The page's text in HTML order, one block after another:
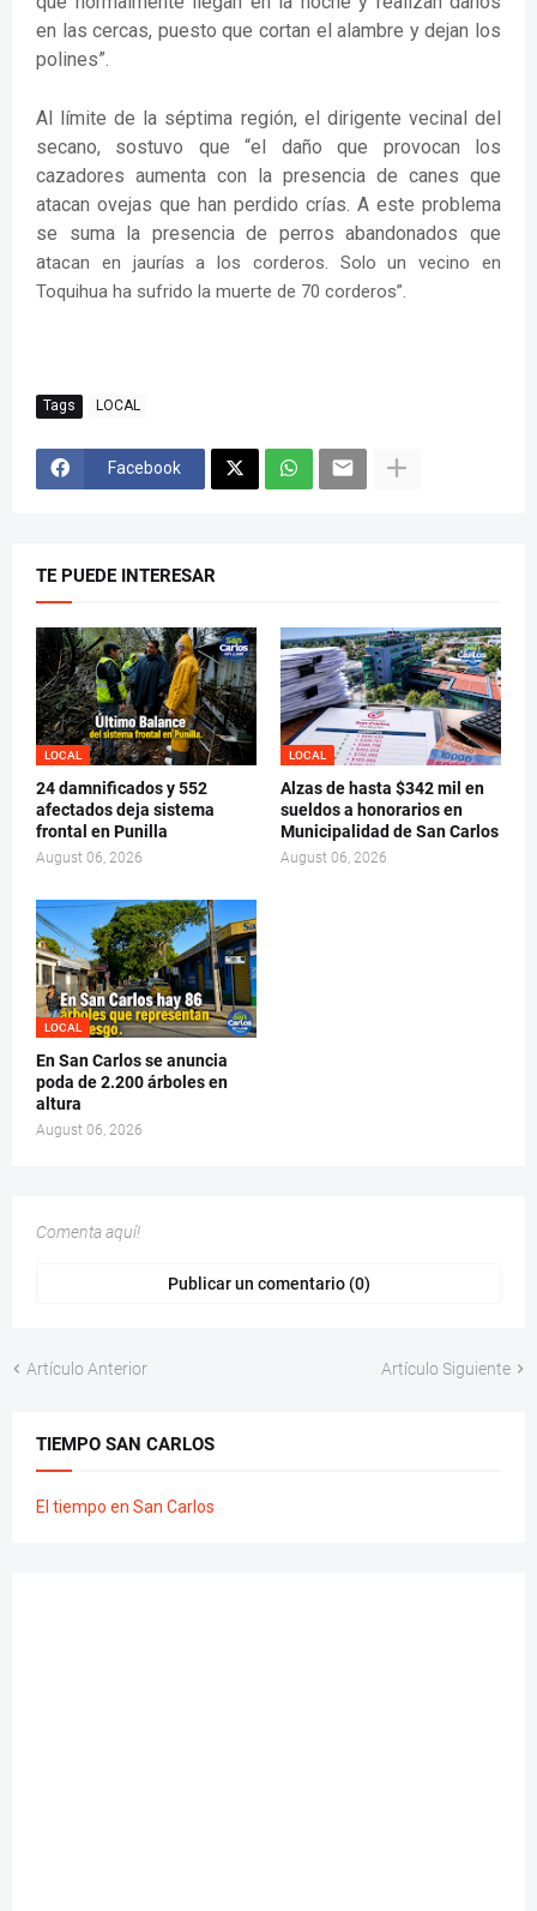
en las cercas, puesto que cortan el alambre y dejan los
polines”.
Al límite de la séptima región, el dirigente vecinal del
secano, sostuvo que “el daño que provocan los
cazadores aumenta con la presencia de canes que
atacan ovejas que han perdido crías. A este problema
se suma la presencia de perros abandonados que
atacan en jaurías a los corderos. Solo un vecino en
Toquihua ha sufrido la muerte de 70 corderos”.
Tags LOCAL
Facebook
TE PUEDE INTERESAR
LOCAL
24 damnificados y 552
afectados deja sistema
frontal en Punilla
August 06, 2026
LOCAL
Alzas de hasta $342 mil en
sueldos a honorarios en
Municipalidad de San Carlos
August 06, 2026
LOCAL
En San Carlos se anuncia
poda de 2.200 árboles en
altura
August 06, 2026
Comenta aquí!
Publicar un comentario (0)
Artículo Anterior Artículo Siguiente
TIEMPO SAN CARLOS
El tiempo en San Carlos